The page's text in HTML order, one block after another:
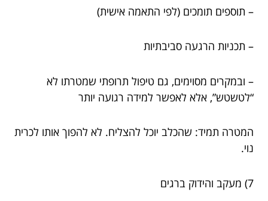
– תוספים תומכים (לפי התאמה אישית)
– תכניות הרגעה סביבתיות
– ובמקרים מסוימים, גם טיפול תרופתי שמטרתו לא
“לטשטש”, אלא לאפשר למידה רגועה יותר
המטרה תמיד: שהכלב יוכל להצליח. לא להפוך אותו לכרית
נוי.
7) מעקב והידוק ברגים